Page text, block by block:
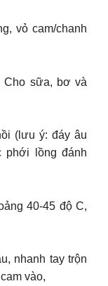
vỏ cam/chanh
Cho sữa, bơ và
(lưu ý: đáy âu
phới lồng đánh
40-45 độ C,
nhanh tay trộn
vào,